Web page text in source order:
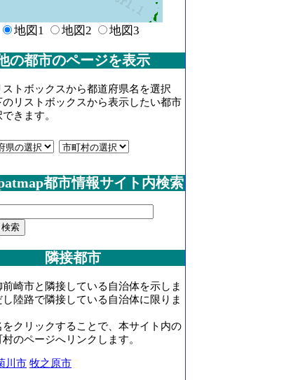
地図1 地図2 地図3
の都市のページを表示
ストボックスから都道府県名を選択
のリストボックスから表示したい都市
きます。
都市情報サイト内検索
隣接都市
崎市と隣接している自治体を示しま
陸路で隣接している自治体に限りま
をクリックすることで、本サイト内の
のページへリンクします。
川市 牧之原市